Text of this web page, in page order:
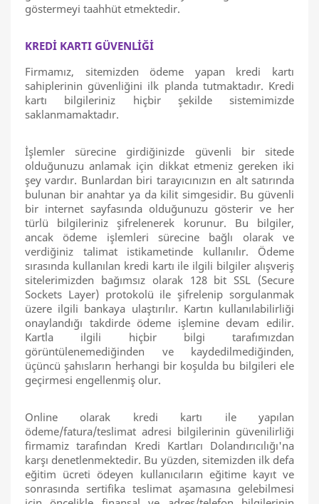
göstermeyi taahhüt etmektedir.
KREDİ KARTI GÜVENLİĞİ
Firmamız, sitemizden ödeme yapan kredi kartı
sahiplerinin güvenliğini ilk planda tutmaktadır. Kredi
kartı bilgileriniz hiçbir şekilde sistemimizde
saklanmamaktadır.
İşlemler sürecine girdiğinizde güvenli bir sitede
olduğunuzu anlamak için dikkat etmeniz gereken iki
şey vardır. Bunlardan biri tarayıcınızın en alt satırında
bulunan bir anahtar ya da kilit simgesidir. Bu güvenli
bir internet sayfasında olduğunuzu gösterir ve her
türlü bilgileriniz şifrelenerek korunur. Bu bilgiler,
ancak ödeme işlemleri sürecine bağlı olarak ve
verdiğiniz talimat istikametinde kullanılır. Ödeme
sırasında kullanılan kredi kartı ile ilgili bilgiler alışveriş
sitelerimizden bağımsız olarak 128 bit SSL (Secure
Sockets Layer) protokolü ile şifrelenip sorgulanmak
üzere ilgili bankaya ulaştırılır. Kartın kullanılabilirliği
onaylandığı takdirde ödeme işlemine devam edilir.
Kartla ilgili hiçbir bilgi tarafımızdan
görüntülenemediğinden ve kaydedilmediğinden,
üçüncü şahısların herhangi bir koşulda bu bilgileri ele
geçirmesi engellenmiş olur.
Online olarak kredi kartı ile yapılan
ödeme/fatura/teslimat adresi bilgilerinin güvenilirliği
firmamiz tarafından Kredi Kartları Dolandırıcılığı'na
karşı denetlenmektedir. Bu yüzden, sitemizden ilk defa
eğitim ücreti ödeyen kullanıcıların eğitime kayıt ve
sonrasında sertifika teslimat aşamasına gelebilmesi